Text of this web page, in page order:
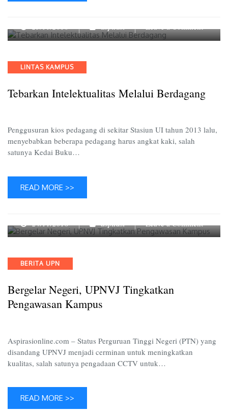
25/11/2016 aspirasi Leave a Comment
Categories
LINTAS KAMPUS
Tebarkan Intelektualitas Melalui Berdagang
Penggusuran kios pedagang di sekitar Stasiun UI tahun 2013 lalu,
menyebabkan beberapa pedagang harus angkat kaki, salah
satunya Kedai Buku…
READ MORE >>
24/11/2016 aspirasi Leave a Comment
Categories
BERITA UPN
Bergelar Negeri, UPNVJ Tingkatkan
Pengawasan Kampus
Aspirasionline.com – Status Perguruan Tinggi Negeri (PTN) yang
disandang UPNVJ menjadi cerminan untuk meningkatkan
kualitas, salah satunya pengadaan CCTV untuk…
READ MORE >>